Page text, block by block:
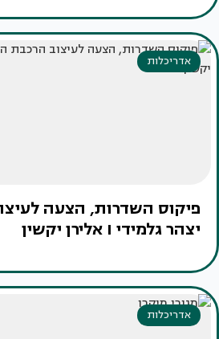
אדריכלות
פיקוס השדרות, הצעה
יצהר גלמידי I אלירן יקשין
אדריכלות